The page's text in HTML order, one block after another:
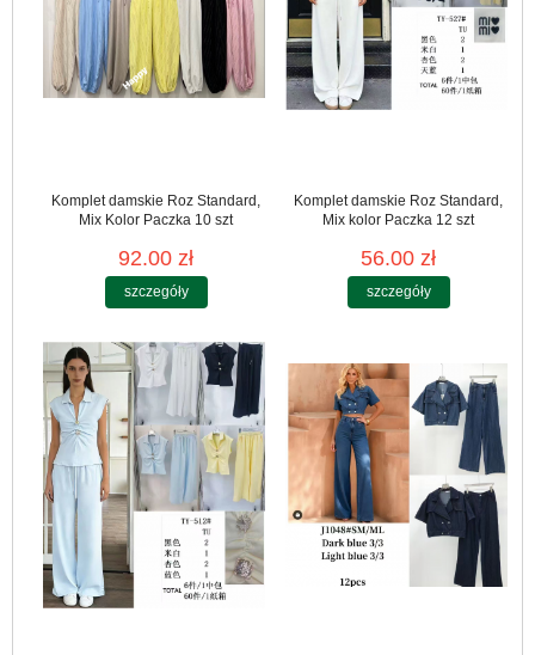
Komplet damskie Roz Standard,
Mix Kolor Paczka 10 szt
92.00 zł
szczegóły
Komplet damskie Roz Standard,
Mix kolor Paczka 12 szt
56.00 zł
szczegóły